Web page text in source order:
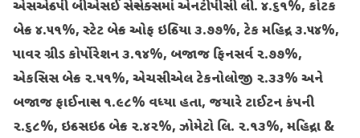
એસએન્ડપી બીએસઈ સેન્સેક્સમાં એનટીપીસી લી. ૪.૬૧%, કોટક
બેન્ક ૪.૫૧%, સ્ટેટ બેન્ક ઓફ ઇન્ડિયા ૩.૭૭%, ટેક મહિન્દ્ર ૩.૫૪%,
પાવર ગ્રીડ કોર્પોરેશન ૩.૧૪%, બજાજ ફિનસર્વ ૨.૭૭%,
એકસિસ બેન્ક ૨.૫૧%, એચસીએલ ટેકનોલોજી ૨.૩૩% અને
બજાજ ફાઈનાન્સ ૧.૯૮% વધ્યા હતા, જયારે ટાઈટન કંપની
૨.૬૮%, ઇન્ડસઇન્ડ બેન્ક ૨.૪૨%, ઝોમેટો લિ. ૨.૧૩%, મહિન્દ્રા &